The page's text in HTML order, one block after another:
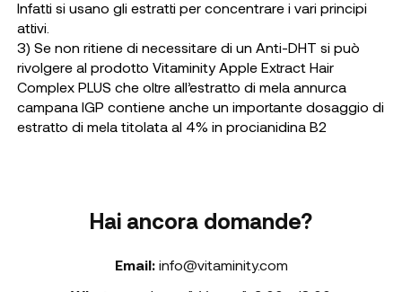
Infatti si usano gli estratti per concentrare i vari principi
attivi.
3) Se non ritiene di necessitare di un Anti-DHT si può
rivolgere al prodotto Vitaminity Apple Extract Hair
Complex PLUS che oltre all’estratto di mela annurca
campana IGP contiene anche un importante dosaggio di
estratto di mela titolata al 4% in procianidina B2
Hai ancora domande?
Email: info@vitaminity.com